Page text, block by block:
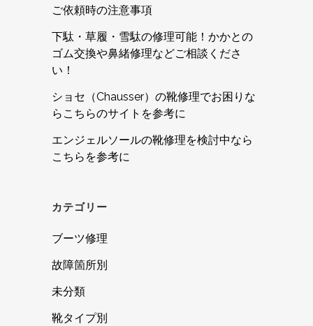
ご依頼時の注意事項
下駄・草履・雪駄の修理可能！かかとの
ゴム交換や鼻緒修理などご相談くださ
い！
ショセ（Chausser）の靴修理でお困りな
らこちらのサイトを参考に
エンジェルソールの靴修理を検討中なら
こちらを参考に
カテゴリー
ブーツ修理
故障箇所別
未分類
靴タイプ別